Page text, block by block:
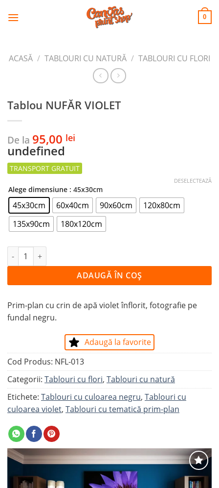
CANVAS
PRINT SHOP 0
ACASĂ / TABLOURI CU NATURĂ / TABLOURI CU FLORI
Tablou NUFĂR VIOLET
De la 95,00 lei
undefined
Alege dimensiune : 45x30cm
45x30cm 60x40cm 90x60cm
120x80cm
135x90cm
180x120cm
DESELECTEAZĂ
Cantitate Tablou NUFĂR VIOLET
ADAUGĂ ÎN COȘ
Prim-plan cu crin de apă violet înflorit, fotografie pe
fundal negru.
Adaugă la favorite
Cod Produs: NFL-013
Categorii: Tablouri cu flori, Tablouri cu natură
Etichete: Tablouri cu culoarea negru, Tablouri cu
culoarea violet, Tablouri cu tematică prim-plan